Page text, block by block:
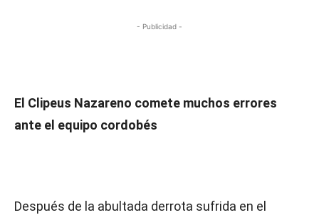
- Publicidad -
El Clipeus Nazareno comete muchos errores
ante el equipo cordobés
Después de la abultada derrota sufrida en el